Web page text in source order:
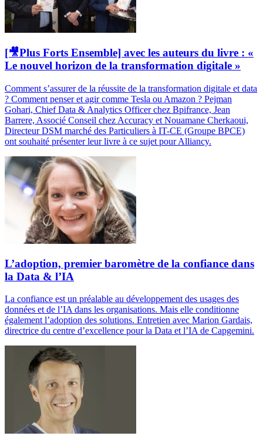
[🎥Plus Forts Ensemble] avec les auteurs du livre : «
Le nouvel horizon de la transformation digitale »
Comment s’assurer de la réussite de la transformation digitale et data
? Comment penser et agir comme Tesla ou Amazon ? Pejman
Gohari, Chief Data & Analytics Officer chez Bpifrance, Jean
Barrere, Associé Conseil chez Accuracy et Nouamane Cherkaoui,
Directeur DSM marché des Particuliers à IT-CE (Groupe BPCE)
ont souhaité présenter leur livre à ce sujet pour Alliancy.
L’adoption, premier baromètre de la confiance dans
la Data & l’IA
La confiance est un préalable au développement des usages des
données et de l’IA dans les organisations. Mais elle conditionne
également l’adoption des solutions. Entretien avec Marion Gardais,
directrice du centre d’excellence pour la Data et l’IA de Capgemini.